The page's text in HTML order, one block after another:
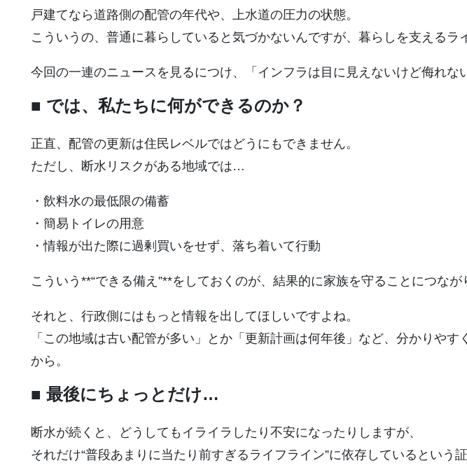
戸建てなら道路側の配管の年代や、上水道の圧力の状態。
こういうの、普通に暮らしていると気づかないんですが、暮らしを支えるラ
今回の一連のニュースを見るにつけ、「インフラは目に見えないけど侮れな
■ では、私たちに何ができるのか？
正直、配管の更新は住民レベルではどうにもできません。
ただし、断水リスクがある地域では…
・飲料水の最低限の備蓄
・簡易トイレの用意
・情報が出た際に過剰買いをせず、落ち着いて行動
こういう**“できる備え”**をしておくのが、結果的に家族を守ることにつなが
それと、行政側にはもっと情報を出してほしいですよね。
「この地域は古い配管が多い」とか「更新計画は何年後」など、分かりや
から。
■ 最後にちょっとだけ…
断水が続くと、どうしてもイライラしたり不安になったりしますが、
それだけ“普段あまりに当たり前すぎるライフライン”に依存しているという